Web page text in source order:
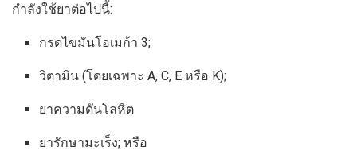
กำลังใช้ยาต่อไปนี้:
กรดไขมันโอเมก้า 3;
วิตามิน (โดยเฉพาะ A, C, E หรือ K);
ยาความดันโลหิต
ยารักษามะเร็ง; หรือ